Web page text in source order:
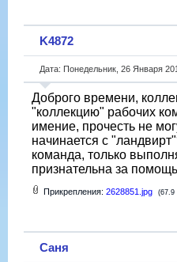
K4872
Дата: Понедельник, 26 Января
Доброго времени,
"коллекцию" рабочих
имение, прочесть не
начинается с
команда, только
признательна за
Прикрепления: 2628851.jpg (67.9
Саня